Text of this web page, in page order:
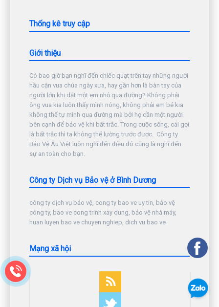
Thống kê truy cập
Giới thiệu
Có bao giờ bạn nghĩ đến chiếc quạt trên tay những người
hầu cận vua chúa ngày xưa, hay gần hơn là bàn tay của
người lớn khi dắt một em nhỏ qua đường? Không phải
ông vua kia luôn thấy mình nóng, không phải em bé kia
không thể tự mình qua đường mà bởi họ cần một người
bên cạnh để bảo vệ khi bất trắc. Trong cuộc sống, cái gọi
là bất trắc thì ta không thể lường trước được. Công ty
Bảo Vệ Âu Việt luôn nghĩ đến điều đó cũng là nghĩ đến
sự an toàn cho bạn.
Công ty Dịch vụ Bảo vệ ở Bình Dương
công ty dịch vụ bảo vệ, cong ty bao ve uy tin, bảo vệ
công ty, bao ve cong trinh xay dung, bảo vệ nhà máy,
huan luyen bao ve chuyen nghiep, dich vu bao ve
Mạng xã hội